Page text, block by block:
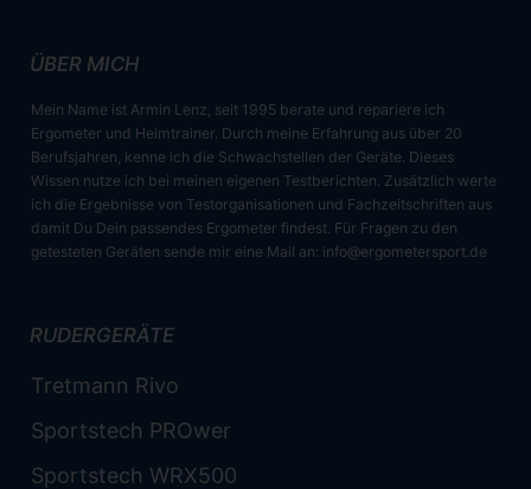
ÜBER MICH
Mein Name ist Armin Lenz, seit 1995 berate und repariere ich
Ergometer und Heimtrainer. Durch meine Erfahrung aus über 20
Berufsjahren, kenne ich die Schwachstellen der Geräte. Dieses
Wissen nutze ich bei meinen eigenen Testberichten. Zusätzlich werte
ich die Ergebnisse von Testorganisationen und Fachzeitschriften aus
damit Du Dein passendes Ergometer findest. Für Fragen zu den
getesteten Geräten sende mir eine Mail an: info@ergometersport.de
RUDERGERÄTE
Tretmann Rivo
Sportstech PROwer
Sportstech WRX500